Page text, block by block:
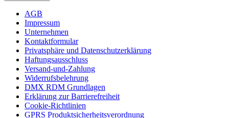
AGB
Impressum
Unternehmen
Kontaktformular
Privatsphäre und Datenschutzerklärung
Haftungsausschluss
Versand-und-Zahlung
Widerrufsbelehrung
DMX RDM Grundlagen
Erklärung zur Barrierefreiheit
Cookie-Richtlinien
GPRS Produktsicherheitsverordnung